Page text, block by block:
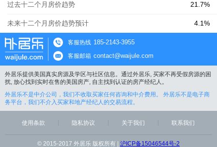
过去十二个月房价趋势 21.7%
未来十二个月房价趋势预计 4.1%
客服热线 185-2143-3955
客服邮箱 contact@waijule.com
外居乐提供美国真实房源及学区与社区信息。通过外居乐, 买家不再受假房源的困
扰, 放心找到实时在售的美国房产, 自主找到认证的房产经纪人。
外居乐不是中介公司，我们不收取买家任何咨询和中介费用。 外居乐不是电子商
务平台，我们不介入买家和地产经纪人的交易流程。
使用条款 隐私协议 关于我们 联系我们
© 2015-2017 外居乐 版权所有 | 沪ICP备15046544号-2